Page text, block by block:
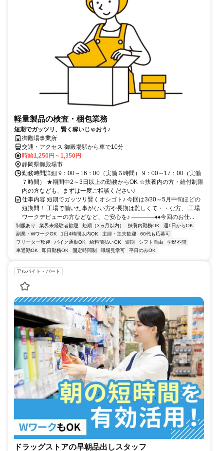
軽量製品の検査・梱包業務
短期でガッツリ、賢く稼いじゃおう♪
御殿場事業所
交通・アクセス 御殿場駅から車で10分
時給1,250円～1,350円
静岡県御殿場市
勤務時間詳細 9：00～16：00（実働６時間） 9：00～17：00（実働
７時間） ★期間中2～3日以上の勤務からOK ☆扶養内の方・給付制限
内の方なども、まずは一度ご相談ください♪
仕事内容 短期でガッツリ賢くオシゴト♪ 今回は3/30～5月中旬ほどの
短期間！ 工場で働いた事がない方や長期は難しくて・・な方、 工場
ワークデビューの方などなど、ご安心を♪ ――――♦♦今回のお仕...
制服あり 業界未経験者歓迎 短期（3ヵ月以内） 扶養内勤務OK
週1日からOK
副業・WワークOK
1日4時間以内OK 主婦・主夫歓迎
60代も応募可
フリーター歓迎
バイク通勤OK 給料前払いOK 短期 シフト自由
学歴不問
車通勤OK
即日勤務OK 固定時間制 職場見学可 平日のみOK
アルバイト・パート
ドラッグストアの早朝品出しスタッフ